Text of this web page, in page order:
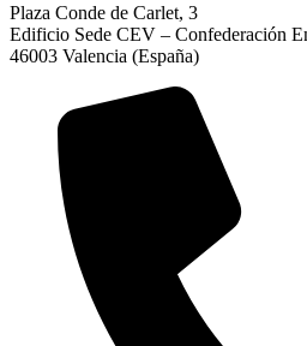
Plaza Conde de Carlet, 3
Edificio Sede CEV – Confederación
46003 Valencia (España)